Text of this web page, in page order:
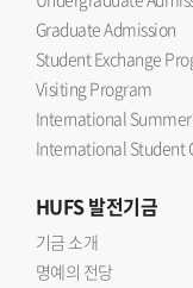
Graduate Admission
Student Exchange
Visiting Program
International Summer
International Student
HUFS발전기금
기금 소개
명예의 전당